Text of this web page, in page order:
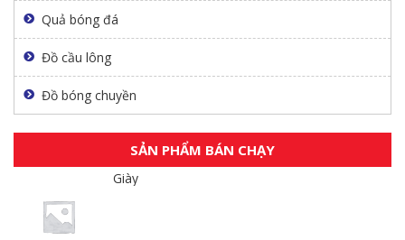
Quả bóng đá
Đồ cầu lông
Đồ bóng chuyền
SẢN PHẨM BÁN CHẠY
Giày